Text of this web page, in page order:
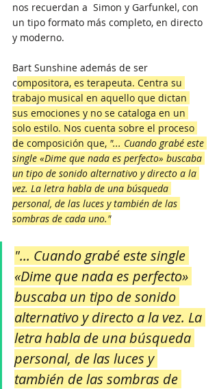
nos recuerdan a  Simon y Garfunkel, con
un tipo formato más completo, en directo
y moderno.
Bart Sunshine además de ser
compositora, es terapeuta. Centra su
trabajo musical en aquello que dictan
sus emociones y no se cataloga en un
solo estilo. Nos cuenta sobre el proceso
de composición que, "... Cuando grabé este
single «Dime que nada es perfecto» buscaba
un tipo de sonido alternativo y directo a la
vez. La letra habla de una búsqueda
personal, de las luces y también de las
sombras de cada uno."
"... Cuando grabé este single
«Dime que nada es perfecto»
buscaba un tipo de sonido
alternativo y directo a la vez. La
letra habla de una búsqueda
personal, de las luces y
también de las sombras de